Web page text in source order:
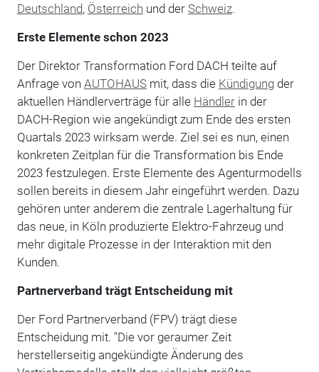
Deutschland, Österreich und der Schweiz.
Erste Elemente schon 2023
Der Direktor Transformation Ford DACH teilte auf
Anfrage von AUTOHAUSmit, dass die Kündigungder
aktuellen Händlerverträge für alle Händlerin der
DACH-Region wie angekündigt zum Ende des ersten
Quartals 2023 wirksam werde. Ziel sei es nun, einen
konkreten Zeitplan für die Transformation bis Ende
2023 festzulegen. Erste Elemente des Agenturmodells
sollen bereits in diesem Jahr eingeführt werden. Dazu
gehören unter anderem die zentrale Lagerhaltung für
das neue, in Köln produzierte Elektro-Fahrzeug und
mehr digitale Prozesse in der Interaktion mit den
Kunden.
Partnerverband trägt Entscheidung mit
Der Ford Partnerverband (FPV) trägt diese
Entscheidung mit. "Die vor geraumer Zeit
herstellerseitig angekündigte Änderung des